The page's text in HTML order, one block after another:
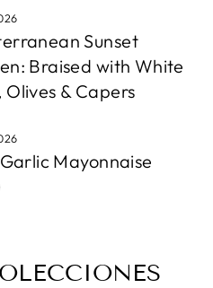
Sunset
Braised with White
Olives & Capers
Mayonnaise